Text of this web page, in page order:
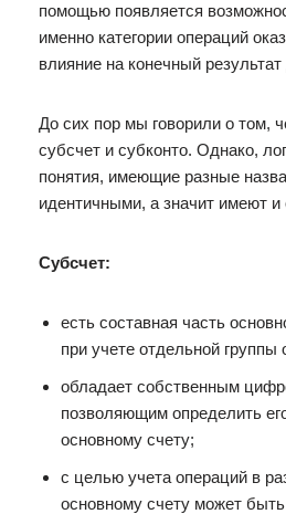
помощью появляется
именно категории операций
влияние на конечный
До сих пор мы говорили о том,
субсчет и субконто. Однако,
понятия, имеющие разные
идентичными, а значит имеют и
Субсчет:
есть составная часть
при учете отдельной группы
обладает собственным
позволяющим определить
основному счету;
с целью учета операций в
основному счету может